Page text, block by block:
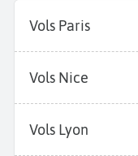
Vols Paris
Vols Nice
Vols Lyon